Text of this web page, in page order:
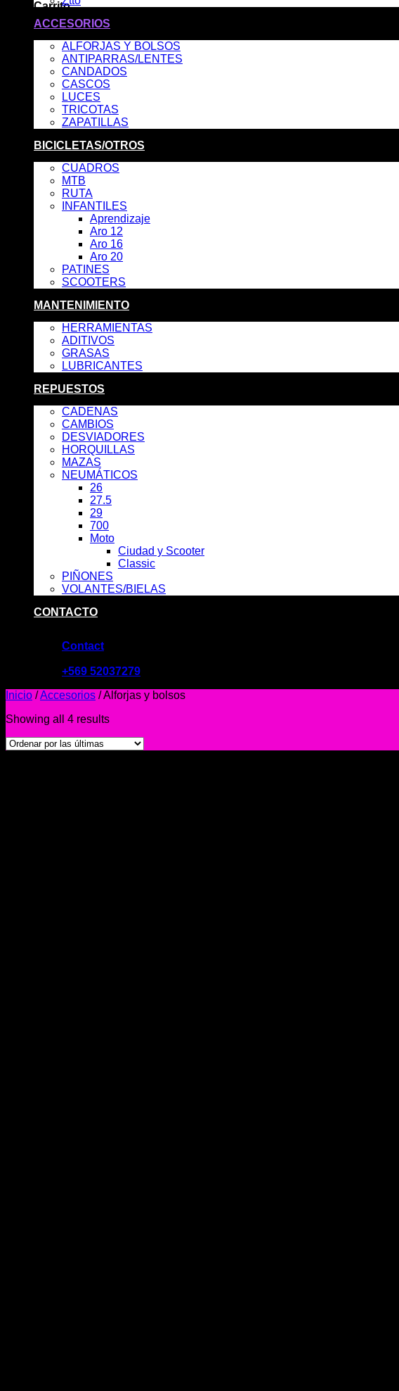
Carrito
ACCESORIOS
ALFORJAS Y BOLSOS
ANTIPARRAS/LENTES
CANDADOS
CASCOS
LUCES
TRICOTAS
ZAPATILLAS
BICICLETAS/OTROS
CUADROS
MTB
RUTA
INFANTILES
Aprendizaje
Aro 12
Aro 16
Aro 20
PATINES
SCOOTERS
MANTENIMIENTO
HERRAMIENTAS
ADITIVOS
GRASAS
LUBRICANTES
REPUESTOS
CADENAS
CAMBIOS
DESVIADORES
HORQUILLAS
MAZAS
NEUMÁTICOS
26
27.5
29
700
Moto
Ciudad y Scooter
Classic
PIÑONES
VOLANTES/BIELAS
CONTACTO
Contact
+569 52037279
Inicio /Accesorios /Alforjas y bolsos
Showing all 4 results